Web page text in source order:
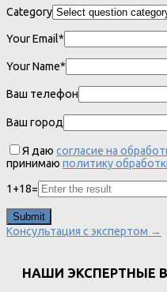
Category
Your Email*
Your Name*
Ваш телефон
Ваш город
Я даю согласие на
принимаю политику
1 +18=
Консультация с экспертом →
НАШИ ЭКСПЕРТНЫЕ